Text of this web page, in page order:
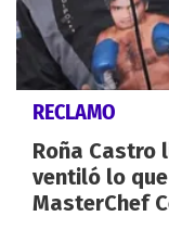
RECLAMO
Roña Castro
ventiló lo
MasterChef